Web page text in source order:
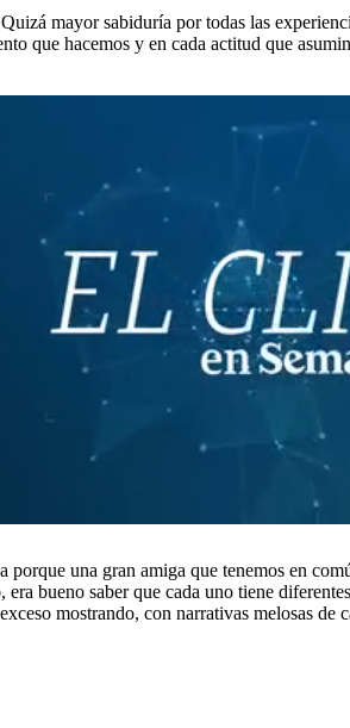
mayor sabiduría por todas las
que hacemos y en cada actitud que
una gran amiga que tenemos en
bueno saber que cada uno tiene
mostrando, con narrativas melosas de